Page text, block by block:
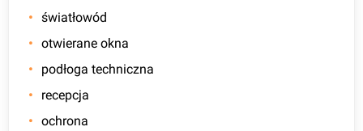
światłowód
otwierane okna
podłoga techniczna
recepcja
ochrona